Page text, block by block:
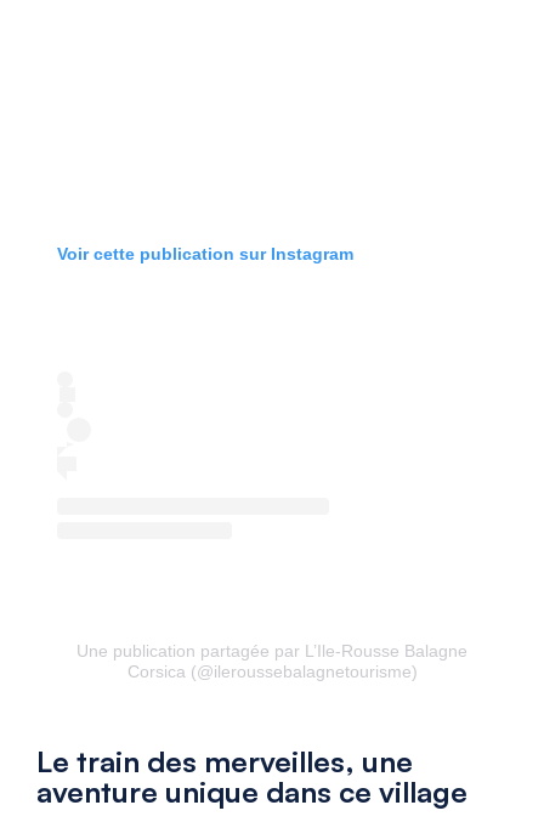
Voir cette publication sur Instagram
Une publication partagée par L’Ile-Rousse Balagne
Corsica (@ileroussebalagnetourisme)
Le train des merveilles, une
aventure unique dans ce village